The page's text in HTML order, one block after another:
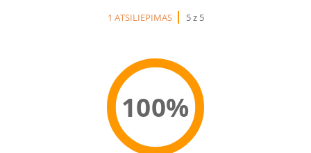
1 ATSILIEPIMAS
5 z 5
100%